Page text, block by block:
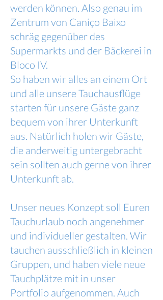
werden können. Also genau im
Zentrum von Caniço Baixo
schräg gegenüber des
Supermarkts und der Bäckerei in
Bloco IV.
So haben wir alles an einem Ort
und alle unsere Tauchausflüge
starten für unsere Gäste ganz
bequem von ihrer Unterkunft
aus. Natürlich holen wir Gäste,
die anderweitig untergebracht
sein sollten auch gerne von ihrer
Unterkunft ab.
Unser neues Konzept soll Euren
Tauchurlaub noch angenehmer
und individueller gestalten. Wir
tauchen ausschließlich in kleinen
Gruppen, und haben viele neue
Tauchplätze mit in unser
Portfolio aufgenommen. Auch